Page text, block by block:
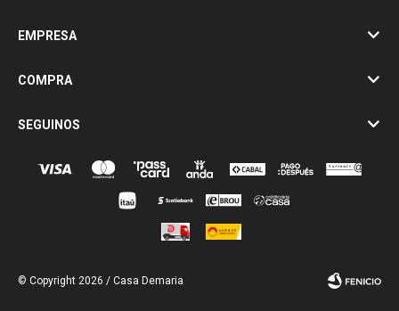
EMPRESA
COMPRA
SEGUINOS
© Copyright 2026 / Casa Demaria